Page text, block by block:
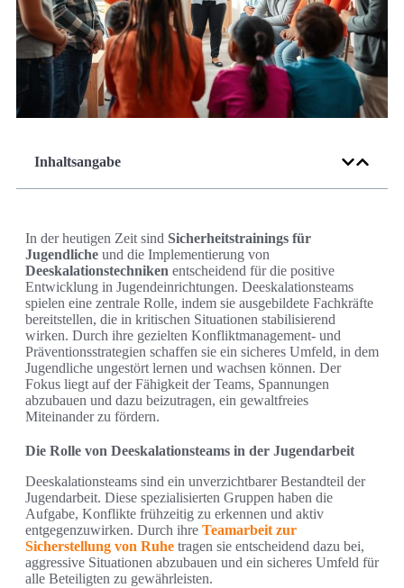
Inhaltsangabe
In der heutigen Zeit sind Sicherheitstrainings für
Jugendliche und die Implementierung von
Deeskalationstechniken entscheidend für die positive
Entwicklung in Jugendeinrichtungen. Deeskalationsteams
spielen eine zentrale Rolle, indem sie ausgebildete Fachkräfte
bereitstellen, die in kritischen Situationen stabilisierend
wirken. Durch ihre gezielten Konfliktmanagement- und
Präventionsstrategien schaffen sie ein sicheres Umfeld, in dem
Jugendliche ungestört lernen und wachsen können. Der
Fokus liegt auf der Fähigkeit der Teams, Spannungen
abzubauen und dazu beizutragen, ein gewaltfreies
Miteinander zu fördern.
Die Rolle von Deeskalationsteams in der Jugendarbeit
Deeskalationsteams sind ein unverzichtbarer Bestandteil der
Jugendarbeit. Diese spezialisierten Gruppen haben die
Aufgabe, Konflikte frühzeitig zu erkennen und aktiv
entgegenzuwirken. Durch ihre Teamarbeit zur
Sicherstellung von Ruhe tragen sie entscheidend dazu bei,
aggressive Situationen abzubauen und ein sicheres Umfeld für
alle Beteiligten zu gewährleisten.